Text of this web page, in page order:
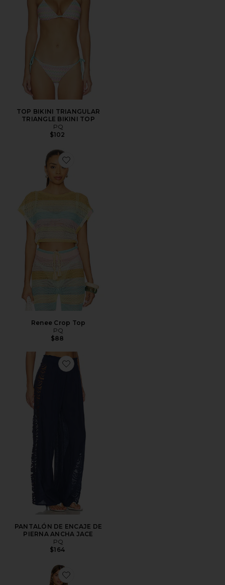
TOP BIKINI TRIANGULAR
TRIANGLE BIKINI TOP
PQ
$102
Favorite Renee Crop Top
Renee Crop Top
PQ
$88
Favorite PANTALÓN DE ENCAJE DE PIERNA ANCHA
PANTALÓN DE ENCAJE DE
PIERNA ANCHA JACE
PQ
$164
Favorite ROPA PLAYA MILLIE